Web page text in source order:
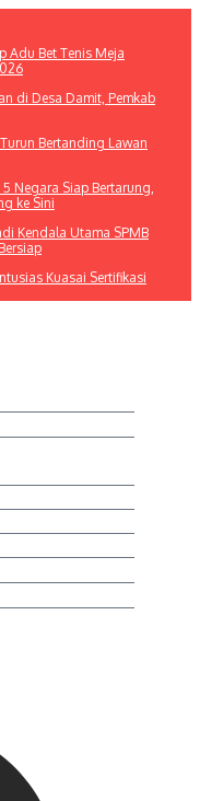
Adu Bet Tenis Meja
di Desa Damit, Pemkab
Bertanding Lawan
Negara Siap Bertarung,
ke Sini
Kendala Utama SPMB
Kuasai Sertifikasi